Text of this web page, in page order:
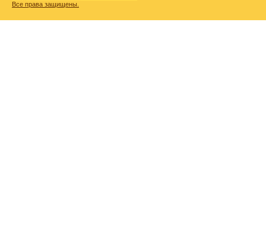
Все права защищены.